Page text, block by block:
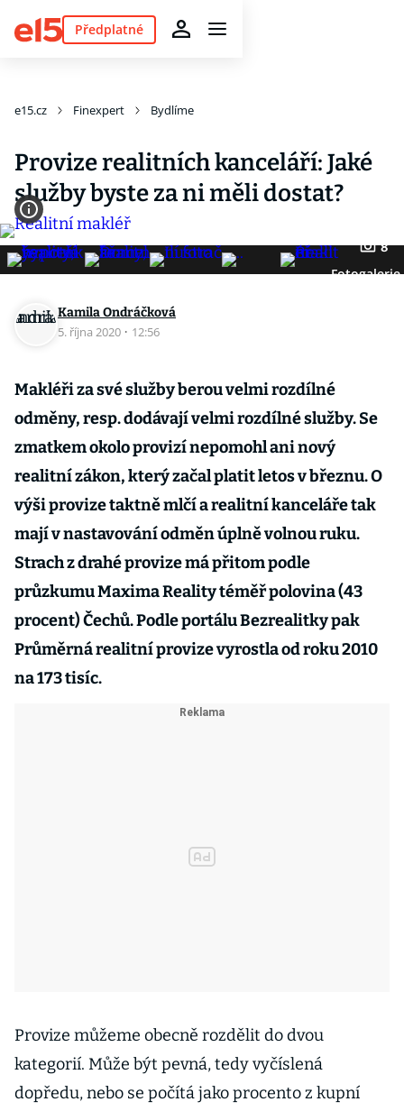
Předplatné
e15.cz Finexpert Bydlíme
Provize realitních kanceláří: Jaké
služby byste za ni měli dostat?
8
Fotogalerie
Kamila Ondráčková
5. října 2020 · 12:56
Makléři za své služby berou velmi rozdílné
odměny, resp. dodávají velmi rozdílné služby. Se
zmatkem okolo provizí nepomohl ani nový
realitní zákon, který začal platit letos v březnu. O
výši provize taktně mlčí a realitní kanceláře tak
mají v nastavování odměn úplně volnou ruku.
Strach z drahé provize má přitom podle
průzkumu Maxima Reality téměř polovina (43
procent) Čechů. Podle portálu Bezrealitky pak
Průměrná realitní provize vyrostla od roku 2010
na 173 tisíc.
Provize můžeme obecně rozdělit do dvou
kategorií. Může být pevná, tedy vyčíslená
dopředu, nebo se počítá jako procento z kupní